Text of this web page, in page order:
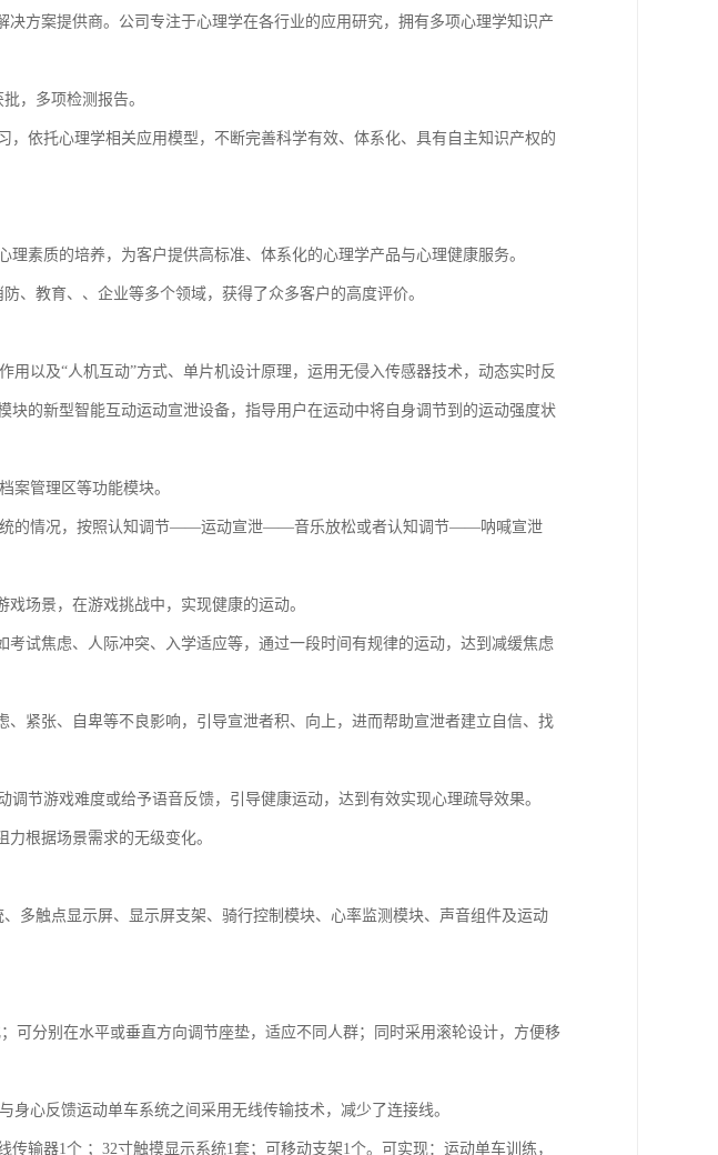
决方案提供商。公司专注于心理学在各行业的应用研究，拥有多项心理学知识产
，多项检测报告。
，依托心理学相关应用模型，不断完善科学有效、体系化、具有自主知识产权的
素质的培养，为客户提供高标准、体系化的心理学产品与心理健康服务。
、教育、、企业等多个领域，获得了众多客户的高度评价。
用以及“人机互动”方式、单片机设计原理，运用无侵入传感器技术，动态实时反
块的新型智能互动运动宣泄设备，指导用户在运动中将自身调节到的运动强度状
案管理区等功能模块。
统的情况，按照认知调节——运动宣泄——音乐放松或者认知调节——呐喊宣泄
场景，在游戏挑战中，实现健康的运动。
试焦虑、人际冲突、入学适应等，通过一段时间有规律的运动，达到减缓焦虑
紧张、自卑等不良影响，引导宣泄者积、向上，进而帮助宣泄者建立自信、找
调节游戏难度或给予语音反馈，引导健康运动，达到有效实现心理疏导效果。
根据场景需求的无级变化。
多触点显示屏、显示屏支架、骑行控制模块、心率监测模块、声音组件及运动
可分别在水平或垂直方向调节座垫，适应不同人群；同时采用滚轮设计，方便移
身心反馈运动单车系统之间采用无线传输技术，减少了连接线。
输器1个 ；32寸触摸显示系统1套；可移动支架1个。可实现：运动单车训练，